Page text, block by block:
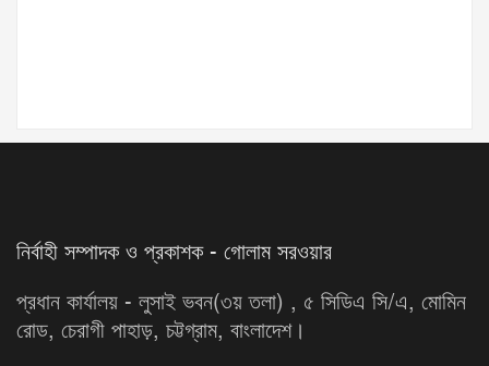
নির্বাহী সম্পাদক ও প্রকাশক - গোলাম সরওয়ার
প্রধান কার্যালয় - লুসাই ভবন(৩য় তলা) , ৫ সিডিএ সি/এ, মোমিন
রোড, চেরাগী পাহাড়, চট্টগ্রাম, বাংলাদেশ।